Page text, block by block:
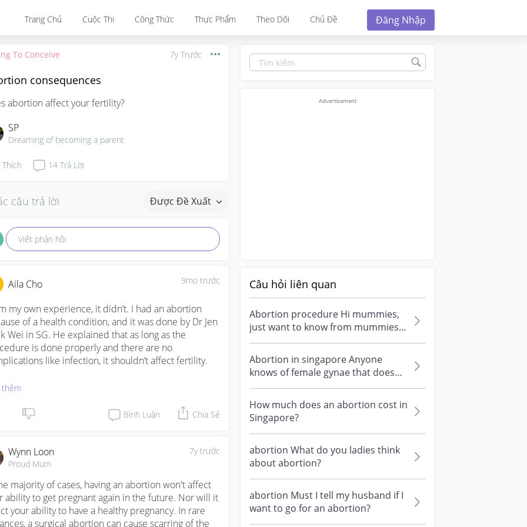
Trang Chủ Cuộc Thi Công Thức Thực Phẩm Theo Dõi Chủ Đề Đăng Nhập
To Conceive 7y Trước
consequences
abortion affect your fertility?
SP
Dreaming of becoming a parent
Thích 14 Trả Lời
câu trả lời Được Đề Xuất
Viết phản hồi
9mo trước
Aila Cho
my own experience, it didn’t. I had an abortion
of a health condition, and it was done by Dr Jen
Wei in SG. He explained that as long as the
is done properly and there are no
like infection, it shouldn’t affect fertility.
situation is different, but medically, an
in the future. If you’re worried, it’s worth
with a doctor so they can look at your specific
Bình Luận Chia Sẻ
7y trước
Wynn Loon
Proud Mum
majority of cases, having an abortion won't affect
ability to get pregnant again in the future. Nor will it
your ability to have a healthy pregnancy. In rare
a surgical abortion can cause scarring of the
Câu hỏi liên quan
Abortion procedure Hi mummies,
just want to know from mummies
who had abortion before due to
unwante...
Abortion in singapore Anyone
knows of female gynae that does
abortion? Thanks.
How much does an abortion cost in
Singapore?
abortion What do you ladies think
about abortion?
abortion Must I tell my husband if I
want to go for an abortion?